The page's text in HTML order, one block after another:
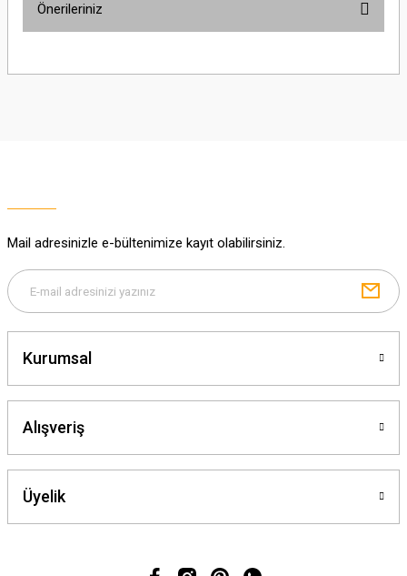
Önerileriniz
yetersiz gördüğünüz noktaları öneri formunu kullanarak tarafımıza
Bu ürüne benzer farklı alternatifler olmalı.
Mail adresinizle e-bültenimize kayıt olabilirsiniz.
Kurumsal
Alışveriş
Üyelik